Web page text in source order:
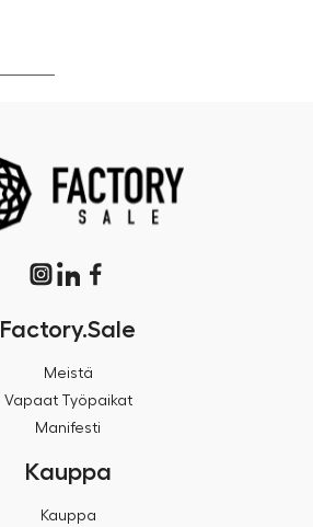
Factory.Sale
Meistä
Vapaat Työpaikat
Manifesti
Kauppa
Kauppa